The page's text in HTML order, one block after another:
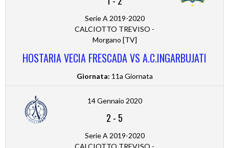
Serie A 2019-2020
CALCIOTTO TREVISO -
Morgano [TV]
HOSTARIA VECIA FRESCADA VS A.C.INGARBUJATI
Giornata: 11a Giornata
14 Gennaio 2020
2 - 5
Serie A 2019-2020